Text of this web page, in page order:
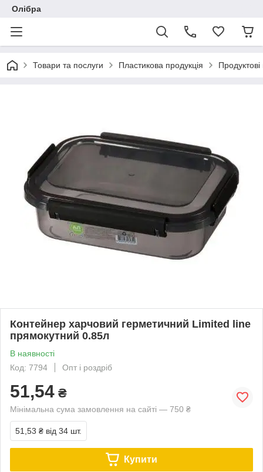
Олібра
Товари та послуги Пластикова продукція
Контейнер харчовий герметичний Limited line
прямокутний 0.85л
В наявності
Код: 7794
Опт і роздріб
51,54 ₴
Мінімальна сума замовлення на сайті — 750 ₴
51,53 ₴ від 34 шт.
Купити